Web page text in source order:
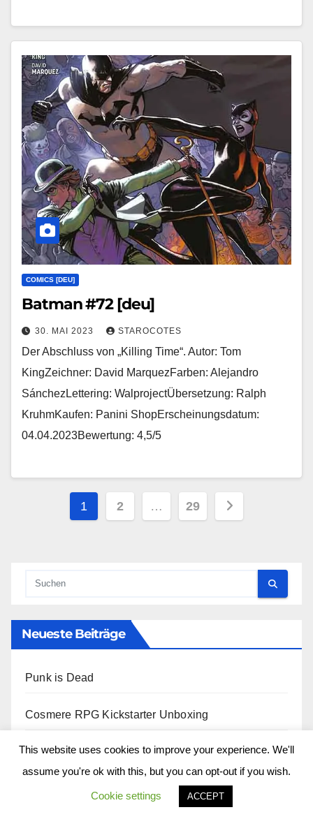
COMICS [DEU]
Batman #72 [deu]
30. MAI 2023 STAROCOTES
Der Abschluss von „Killing Time“. Autor: Tom
KingZeichner: David MarquezFarben: Alejandro
SánchezLettering: WalprojectÜbersetzung: Ralph
KruhmKaufen: Panini ShopErscheinungsdatum:
04.04.2023Bewertung: 4,5/5
Seitennummerierung
1 2 … 29
Neueste Beiträge
Punk is Dead
Cosmere RPG Kickstarter Unboxing
Star Citizen 3.22 – Grim Hex
This website uses cookies to improve your experience. We'll
assume you're ok with this, but you can opt-out if you wish.
Cookie settings ACCEPT